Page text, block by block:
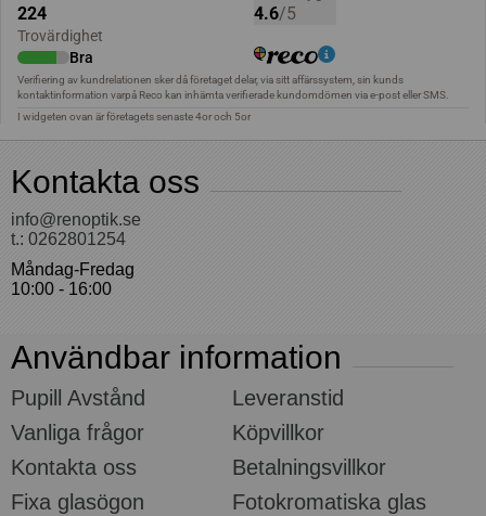
Kontakta oss
info@renoptik.se
t.: 0262801254
Måndag-Fredag
10:00 - 16:00
Användbar information
Pupill Avstånd
Leveranstid
Vanliga frågor
Köpvillkor
Kontakta oss
Betalningsvillkor
Fixa glasögon
Fotokromatiska glas